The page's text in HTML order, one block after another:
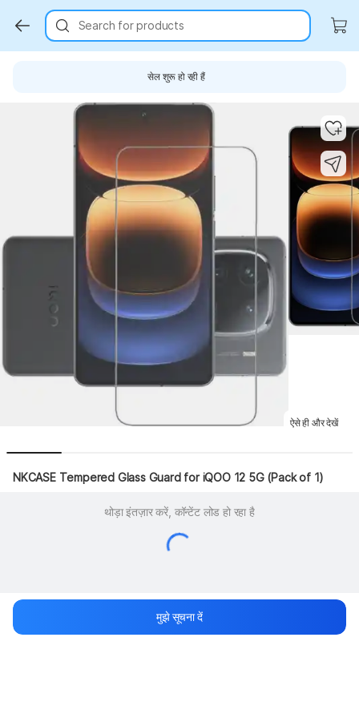
Search for products
सेल शुरू हो रही हैं
ऐसे ही और देखें
NKCASE Tempered Glass Guard for iQOO 12 5G (Pack of 1)
थोड़ा इंतज़ार करें, कॉन्टेंट लोड हो रहा है
मुझे सूचना दें